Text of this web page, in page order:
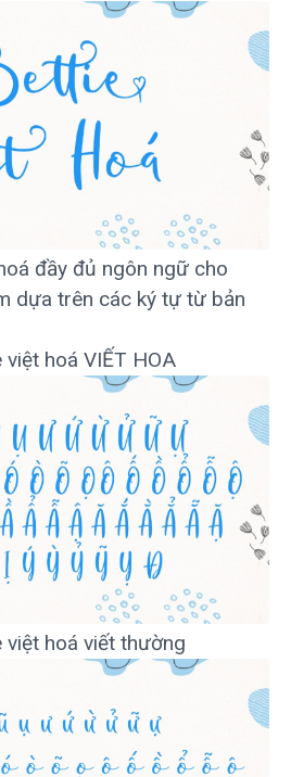
đầy đủ ngôn ngữ cho
dựa trên các ký tự từ bản
hoá VIẾT HOA
việt hoá viết thường